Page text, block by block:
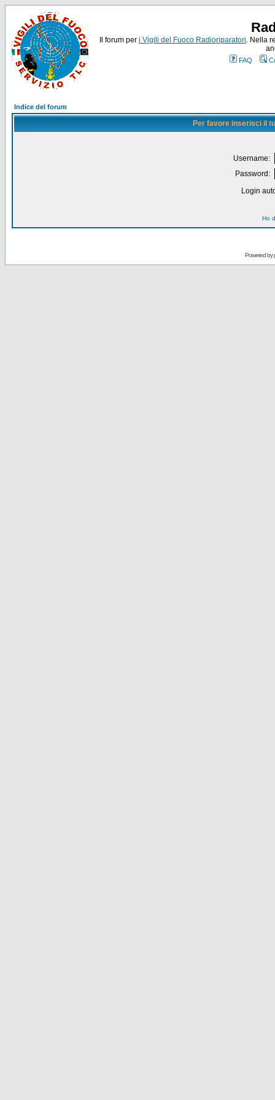
Il forum per i Vigili del Fuoco Radioriparatori. Nella
FAQ
Indice del forum
Per favore inserisci il
Username:
Password:
Login
Ho
Powered by